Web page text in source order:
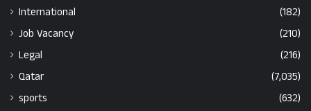
International
(182)
Job Vacancy
(210)
Legal
(216)
Qatar
(7,035)
sports
(632)